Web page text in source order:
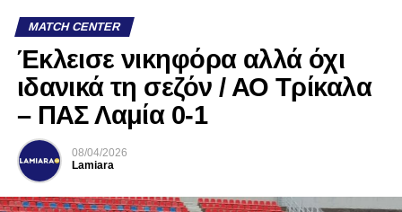
MATCH CENTER
Έκλεισε νικηφόρα αλλά όχι
ιδανικά τη σεζόν / ΑΟ Τρίκαλα
– ΠΑΣ Λαμία 0-1
08/04/2026
Lamiara